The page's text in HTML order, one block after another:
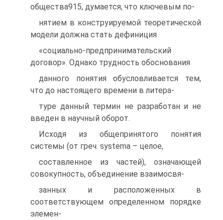
общества915, думается, что ключевым по-
нятием в конструируемой теоретической
модели должна стать дефиниция
«социально-предпринимательский
договор». Однако трудность обоснования
данного понятия обусловливается тем,
что до настоящего времени в литера-
туре данный термин не разработан и не
введен в научный оборот.
Исходя из общепринятого понятия
системы (от греч. systema – целое,
составленное из частей), означающей
совокупность, объединение взаимосвя-
занных и расположенных в
соответствующем определенном порядке
элемен-